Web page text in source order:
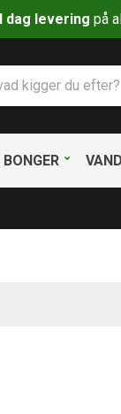
dag levering på
BONGER